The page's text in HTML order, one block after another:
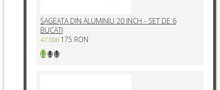
SAGEATA DIN ALUMINIU 20 INCH - SET DE 6
BUCATI
47.008 175 RON